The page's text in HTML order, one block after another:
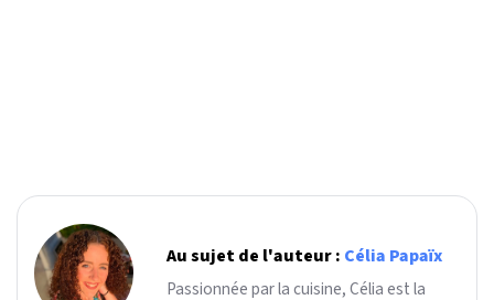
Au sujet de l'auteur : Célia Papaïx
Passionnée par la cuisine, Célia est la